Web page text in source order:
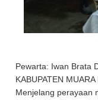
Pewarta: Iwan Brata
KABUPATEN
Menjelang perayaan